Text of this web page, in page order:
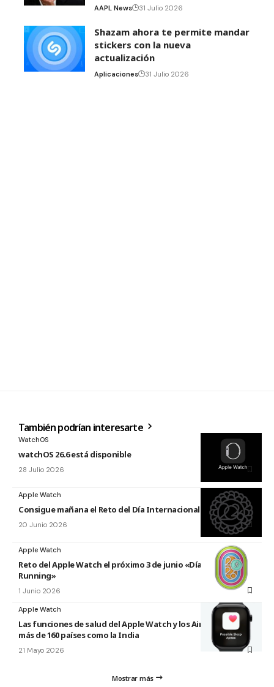
AAPL News 31 Julio 2026
Shazam ahora te permite mandar
stickers con la nueva
actualización
Aplicaciones 31 Julio 2026
También podrían interesarte
WatchOS
watchOS 26.6 está disponible
28 Julio 2026
Apple Watch
Consigue mañana el Reto del Día Internacional del Yoga 2026
20 Junio 2026
Apple Watch
Reto del Apple Watch el próximo 3 de junio «Día Mundial del
Running»
1 Junio 2026
Apple Watch
Las funciones de salud del Apple Watch y los AirPods llegan a
más de 160 países como la India
21 Mayo 2026
Mostrar más